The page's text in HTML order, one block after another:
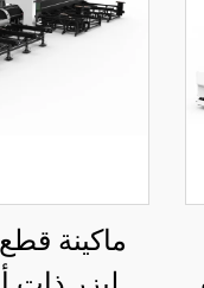
ماكينة